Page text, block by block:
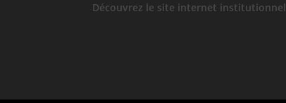
Découvrez le site internet institutionnel